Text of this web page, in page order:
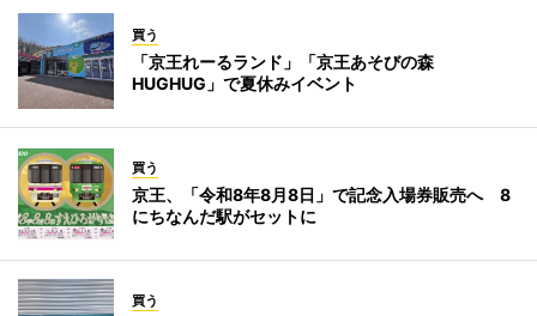
買う
「京王れーるランド」「京王あそびの森
HUGHUG」で夏休みイベント
買う
京王、「令和8年8月8日」で記念入場券販売へ 8
にちなんだ駅がセットに
買う